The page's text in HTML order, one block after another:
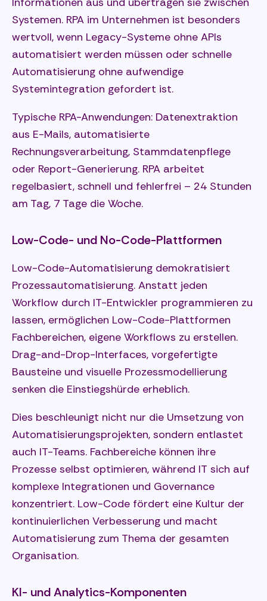
Systemen. RPA im Unternehmen ist besonders
wertvoll, wenn Legacy-Systeme ohne APIs
automatisiert werden müssen oder schnelle
Automatisierung ohne aufwendige
Systemintegration gefordert ist.
Typische RPA-Anwendungen: Datenextraktion
aus E-Mails, automatisierte
Rechnungsverarbeitung, Stammdatenpflege
oder Report-Generierung. RPA arbeitet
regelbasiert, schnell und fehlerfrei – 24 Stunden
am Tag, 7 Tage die Woche.
Low-Code- und No-Code-Plattformen
Low-Code-Automatisierung demokratisiert
Prozessautomatisierung. Anstatt jeden
Workflow durch IT-Entwickler programmieren zu
lassen, ermöglichen Low-Code-Plattformen
Fachbereichen, eigene Workflows zu erstellen.
Drag-and-Drop-Interfaces, vorgefertigte
Bausteine und visuelle Prozessmodellierung
senken die Einstiegshürde erheblich.
Dies beschleunigt nicht nur die Umsetzung von
Automatisierungsprojekten, sondern entlastet
auch IT-Teams. Fachbereiche können ihre
Prozesse selbst optimieren, während IT sich auf
komplexe Integrationen und Governance
konzentriert. Low-Code fördert eine Kultur der
kontinuierlichen Verbesserung und macht
Automatisierung zum Thema der gesamten
Organisation.
KI- und Analytics-Komponenten